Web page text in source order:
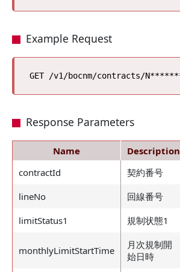
Example Request
Response Parameters
Name Description
contractId
契約番号
lineNo
回線番号
limitStatus1
規制状態1
monthlyLimitStartTime
月次規制開
始日時